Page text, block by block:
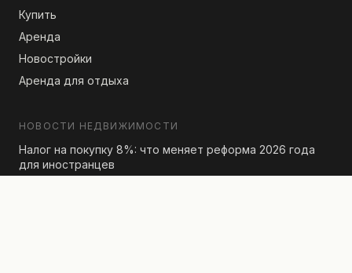
Купить
Аренда
Новостройки
Аренда для отдыха
НОВОСТИ НЕДВИЖИМОСТИ
Налог на покупку 8%: что меняет реформа 2026 года
для иностранцев